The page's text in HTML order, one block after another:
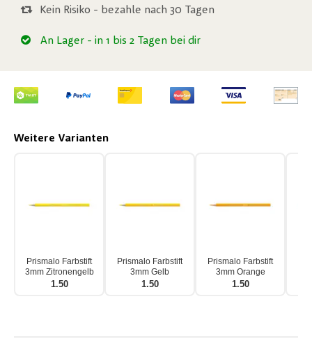
Kein Risiko - bezahle nach 30 Tagen
An Lager - in 1 bis 2 Tagen bei dir
Weitere Varianten
Prismalo Farbstift
3mm Zitronengelb
1.50
Prismalo Farbstift
3mm Gelb
1.50
Prismalo Farbstift
3mm Orange
1.50